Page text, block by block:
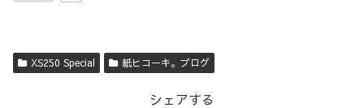
XS250 Special 紙ヒコーキ。ブログ
シェアする